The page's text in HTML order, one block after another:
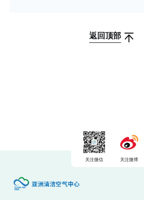
返回顶部
关注微信 关注微博